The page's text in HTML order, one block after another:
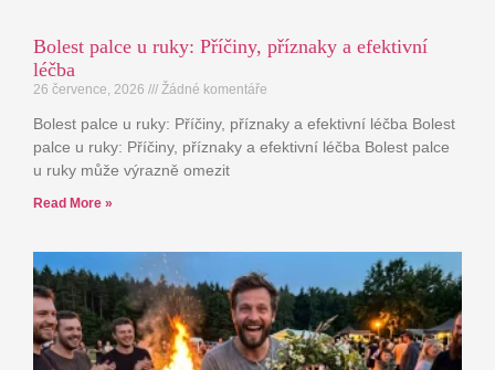
Bolest palce u ruky: Příčiny, příznaky a efektivní
léčba
26 července, 2026 Žádné komentáře
Bolest palce u ruky: Příčiny, příznaky a efektivní léčba Bolest
palce u ruky: Příčiny, příznaky a efektivní léčba Bolest palce
u ruky může výrazně omezit
Read More »